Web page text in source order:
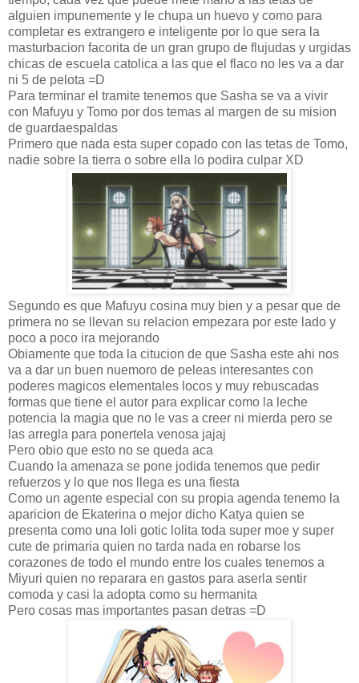
alguien impunemente y le chupa un huevo y como para
completar es extrangero e inteligente por lo que sera la
masturbacion facorita de un gran grupo de flujudas y urgidas
chicas de escuela catolica a las que el flaco no les va a dar
ni 5 de pelota =D
Para terminar el tramite tenemos que Sasha se va a vivir
con Mafuyu y Tomo por dos temas al margen de su mision
de guardaespaldas
Primero que nada esta super copado con las tetas de Tomo,
nadie sobre la tierra o sobre ella lo podira culpar XD
Segundo es que Mafuyu cosina muy bien y a pesar que de
primera no se llevan su relacion empezara por este lado y
poco a poco ira mejorando
Obiamente que toda la citucion de que Sasha este ahi nos
va a dar un buen nuemoro de peleas interesantes con
poderes magicos elementales locos y muy rebuscadas
formas que tiene el autor para explicar como la leche
potencia la magia que no le vas a creer ni mierda pero se
las arregla para ponertela venosa jajaj
Pero obio que esto no se queda aca
Cuando la amenaza se pone jodida tenemos que pedir
refuerzos y lo que nos llega es una fiesta
Como un agente especial con su propia agenda tenemo la
aparicion de Ekaterina o mejor dicho Katya quien se
presenta como una loli gotic lolita toda super moe y super
cute de primaria quien no tarda nada en robarse los
corazones de todo el mundo entre los cuales tenemos a
Miyuri quien no reparara en gastos para aserla sentir
comoda y casi la adopta como su hermanita
Pero cosas mas importantes pasan detras =D